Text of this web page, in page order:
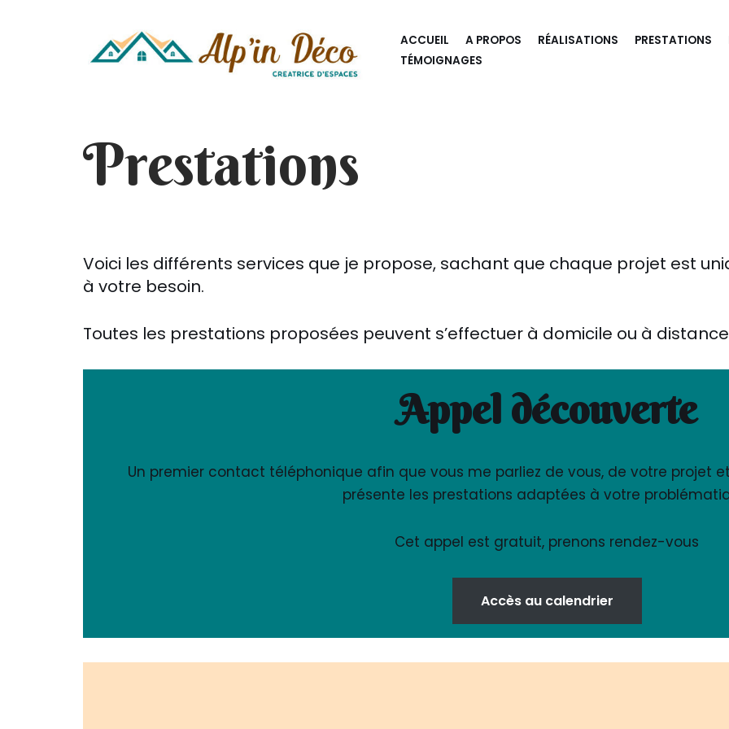
ACCUEIL A PROPOS RÉALISATIONS PRESTATIONS
TÉMOIGNAGES
Prestations
Voici les différents services que je propose, sachant que chaque projet est
à votre besoin.
Toutes les prestations proposées peuvent s’effectuer à domicile ou à
Appel découverte
Un premier contact téléphonique afin que vous me parliez de vous, de votre projet
présente les prestations adaptées à votre
Cet appel est gratuit, prenons rendez-vous
Accès au calendrier